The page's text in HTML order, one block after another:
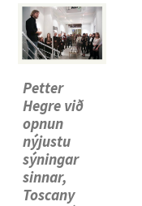
Petter
Hegre við
opnun
nýjustu
sýningar
sinnar,
Toscany